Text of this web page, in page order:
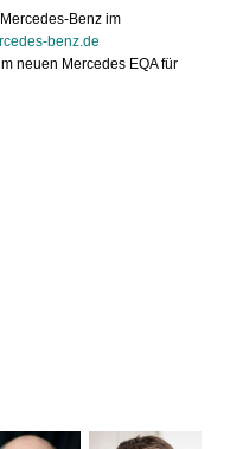
Benz im
benz.de
neuen Mercedes EQA für